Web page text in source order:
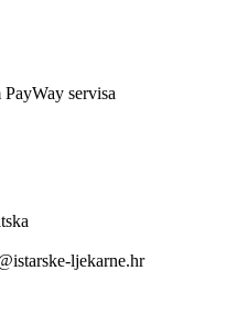
servisa
ljekarne.hr